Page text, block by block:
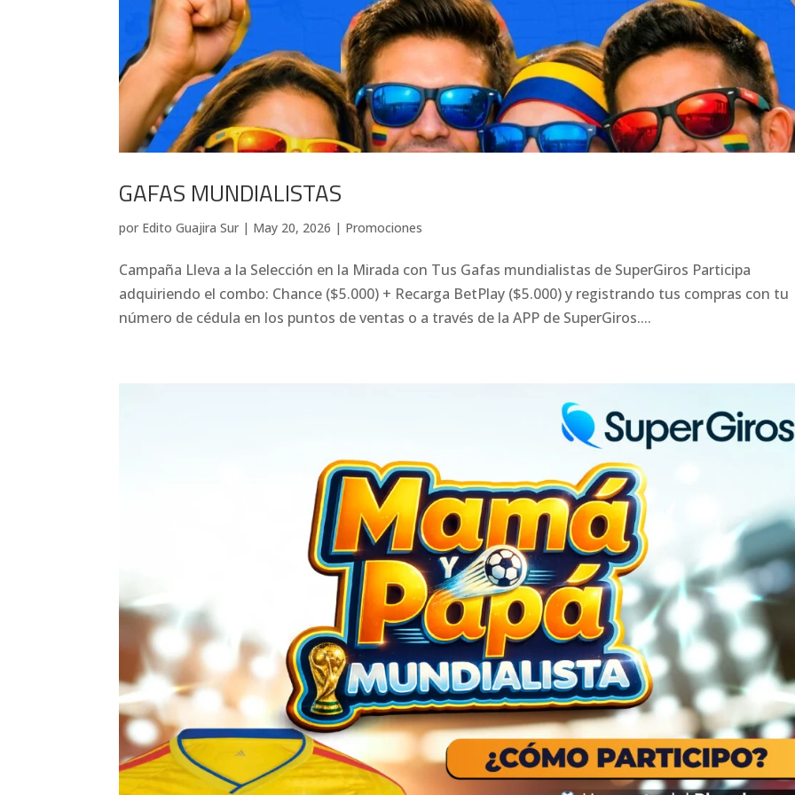
GAFAS MUNDIALISTAS
por Edito Guajira Sur | May 20, 2026 | Promociones
Campaña Lleva a la Selección en la Mirada con Tus Gafas mundialistas de SuperGiros Participa
adquiriendo el combo: Chance ($5.000) + Recarga BetPlay ($5.000) y registrando tus compras con tu
número de cédula en los puntos de ventas o a través de la APP de SuperGiros....